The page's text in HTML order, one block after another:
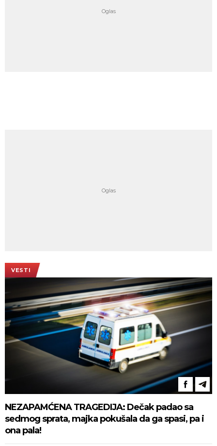
VESTI
NEZAPAMĆENA TRAGEDIJA: Dečak padao sa
sedmog sprata, majka pokušala da ga spasi, pa i
ona pala!